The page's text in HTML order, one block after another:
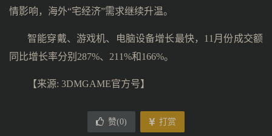
情影响，海外“宅经济”需求继续升温。
智能穿戴、游戏机、电脑设备增长最快，11月份成交额
同比增长率分别287%、211%和166%。
【来源: 3DMGAME官方号】
赞(0) 打赏